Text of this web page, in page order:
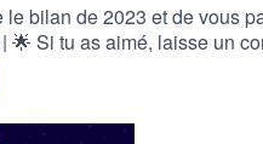
le bilan de 2023 et de vous
🌟 Si tu as aimé, laisse un